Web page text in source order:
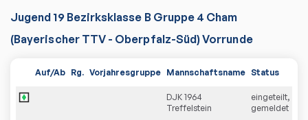
Jugend 19 Bezirksklasse B Gruppe 4 Cham
(Bayerischer TTV - Oberpfalz-Süd) Vorrunde
Auf/Ab Rg. Vorjahresgruppe Mannschaftsname Status
DJK 1964
Treffelstein
eingeteilt, neu
gemeldet